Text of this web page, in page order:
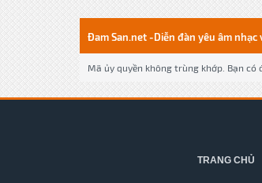
Đam San.net -Diễn đàn yêu âm nhạc
Mã ủy quyền không trùng khớp. Bạn
TRANG CHỦ